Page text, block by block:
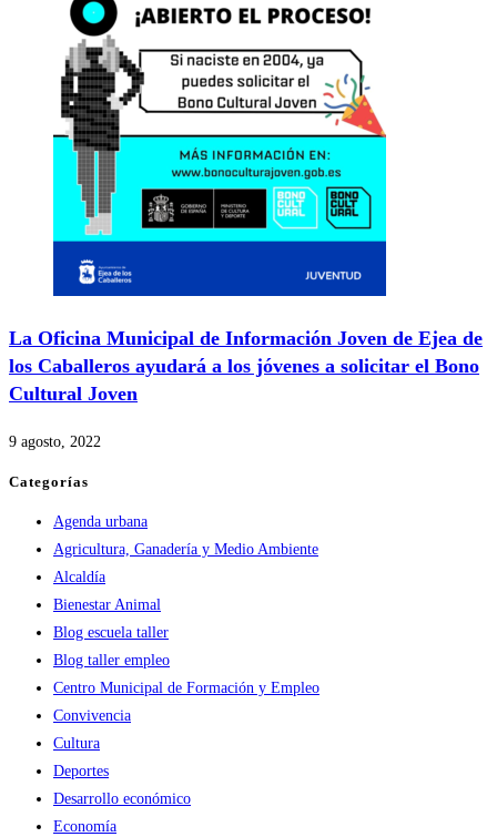
La Oficina Municipal de Información Joven de Ejea de
los Caballeros ayudará a los jóvenes a solicitar el Bono
Cultural Joven
9 agosto, 2022
Categorías
Agenda urbana
Agricultura, Ganadería y Medio Ambiente
Alcaldía
Bienestar Animal
Blog escuela taller
Blog taller empleo
Centro Municipal de Formación y Empleo
Convivencia
Cultura
Deportes
Desarrollo económico
Economía